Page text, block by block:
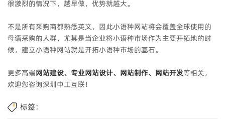
很激烈的情况下，越早做，优势就越大。
不是所有采购商都熟悉英文，因此小语种网站将会覆盖全球使用的
母语采购的人群，尤其是当企业将小语种市场作为主要开拓地的时
候，建立小语种网站就是开拓小语种市场的基石。
更多高端网站建设、专业网站设计、网站制作、网站开发等相关，
欢迎您咨询深圳中工互联！
标签：